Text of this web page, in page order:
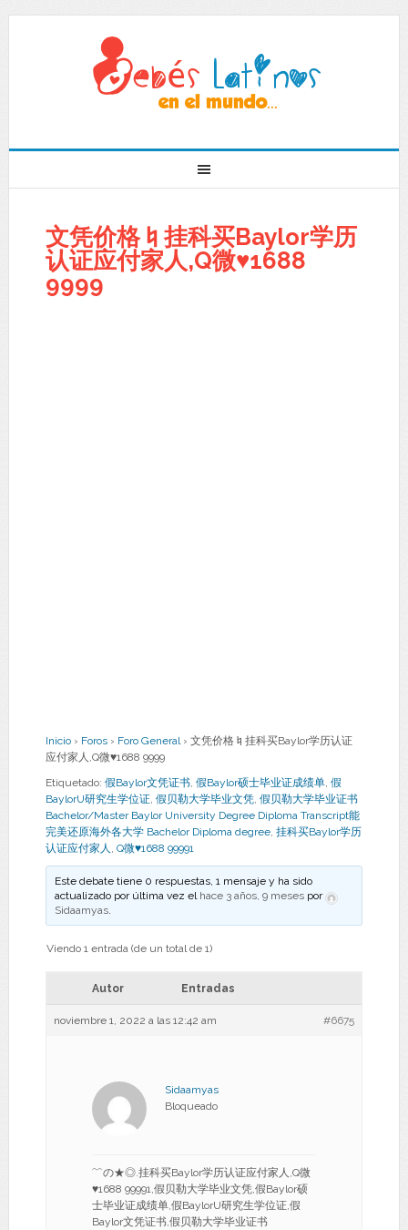
文凭价格♮挂科买Baylor学历
认证应付家人,Q微♥1688
9999
Inicio › Foros › Foro General › 文凭价格♮挂科买Baylor学历认证
应付家人,Q微♥1688 9999
Etiquetado: 假Baylor文凭证书, 假Baylor硕士毕业证成绩单, 假
BaylorU研究生学位证, 假贝勒大学毕业文凭, 假贝勒大学毕业证书
Bachelor/Master Baylor University Degree Diploma Transcript能
完美还原海外各大学 Bachelor Diploma degree, 挂科买Baylor学历
认证应付家人 , Q微♥1688 99991
Este debate tiene 0 respuestas, 1 mensaje y ha sido
actualizado por última vez el hace 3 años, 9 meses por
Sidaamyas.
Viendo 1 entrada (de un total de 1)
Autor Entradas
noviembre 1, 2022 a las 12:42 am #6675
Sidaamyas
Bloqueado
﹌の★◎.挂科买Baylor学历认证应付家人,Q微
♥1688 99991,假贝勒大学毕业文凭,假Baylor硕
士毕业证成绩单,假BaylorU研究生学位证,假
Baylor文凭证书,假贝勒大学毕业证书